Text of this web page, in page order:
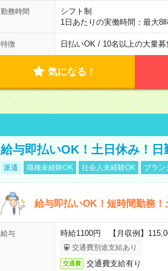
勤務時間
シフト制
1日あたりの実働時間：最大8
特徴 日払いOK / 10名以上の大量募
気になる！
給与即払いOK！土日休み！
派遣 職種未経験OK 社会人未経験OK ブラン
給与即払いOK！短時間勤務
給与 時給1100円 【月収例】
交通費別途支給あり
交通費 交通費支給有り